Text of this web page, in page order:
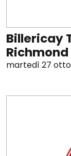
Billericay
martedì 27